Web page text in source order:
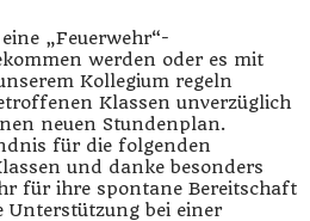
„Feuerwehr“-
werden oder es mit
Kollegium regeln
Klassen unverzüglich
neuen Stundenplan.
für die folgenden
und danke besonders
für ihre spontane Bereitschaft
bei einer